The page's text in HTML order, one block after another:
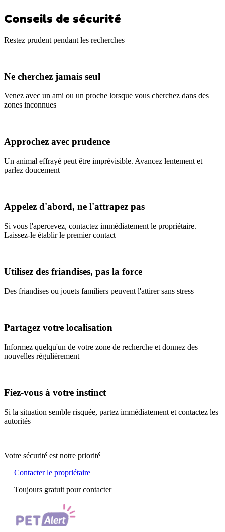
Conseils de sécurité
Restez prudent pendant les recherches
Ne cherchez jamais seul
Venez avec un ami ou un proche lorsque vous cherchez dans des
zones inconnues
Approchez avec prudence
Un animal effrayé peut être imprévisible. Avancez lentement et
parlez doucement
Appelez d'abord, ne l'attrapez pas
Si vous l'apercevez, contactez immédiatement le propriétaire.
Laissez-le établir le premier contact
Utilisez des friandises, pas la force
Des friandises ou jouets familiers peuvent l'attirer sans stress
Partagez votre localisation
Informez quelqu'un de votre zone de recherche et donnez des
nouvelles régulièrement
Fiez-vous à votre instinct
Si la situation semble risquée, partez immédiatement et contactez les
autorités
Votre sécurité est notre priorité
Contacter le propriétaire
Toujours gratuit pour contacter